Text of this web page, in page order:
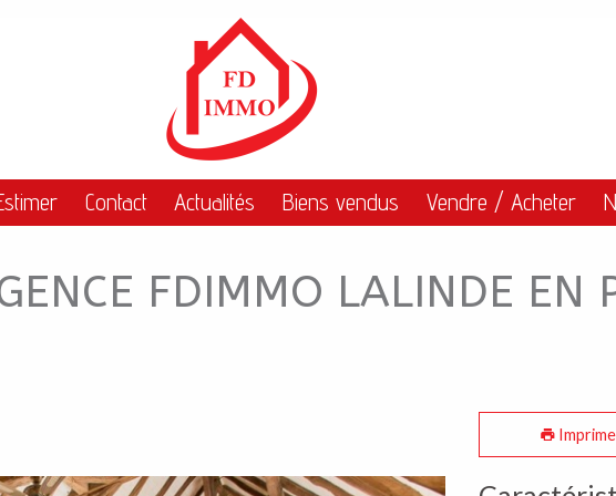
FDIMMO
Contact Actualités Biens vendus Vendre / Acheter
FDIMMO LALINDE EN